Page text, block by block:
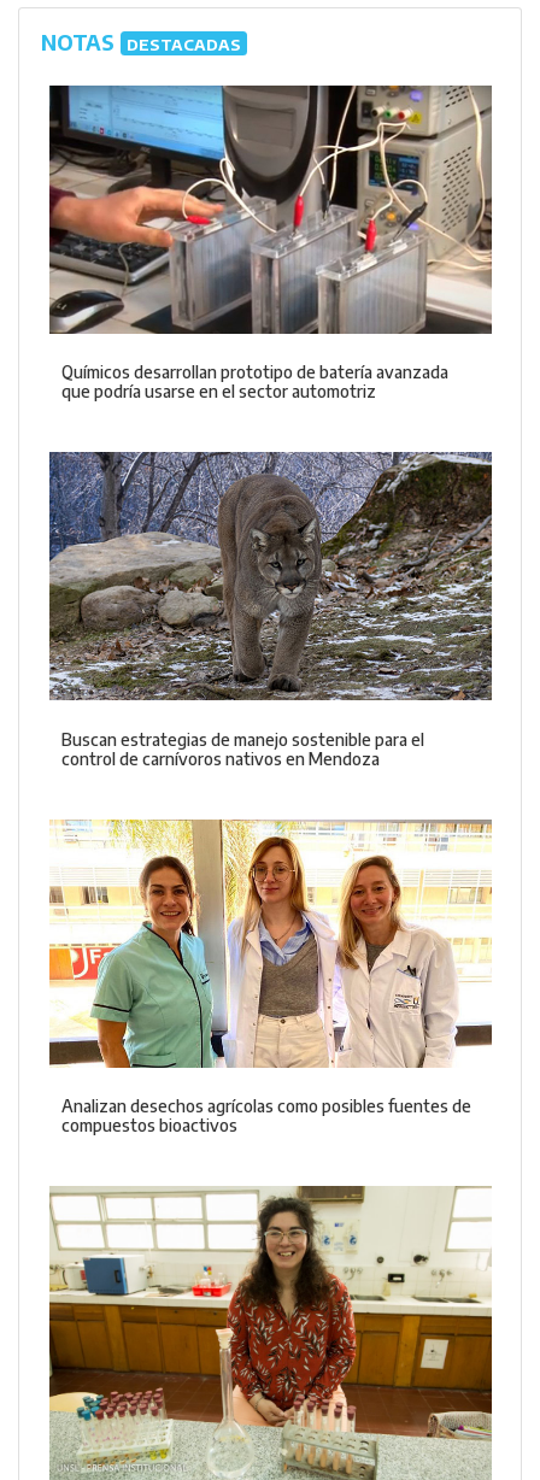
NOTAS DESTACADAS
Químicos desarrollan prototipo de batería avanzada
que podría usarse en el sector automotriz
Buscan estrategias de manejo sostenible para el
control de carnívoros nativos en Mendoza
Analizan desechos agrícolas como posibles fuentes de
compuestos bioactivos